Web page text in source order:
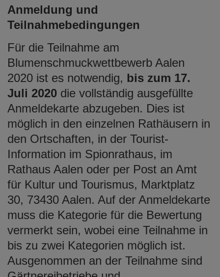
Anmeldung und
Teilnahmebedingungen
Für die Teilnahme am
Blumenschmuckwettbewerb Aalen
2020 ist es notwendig, bis zum 17.
Juli 2020 die vollständig ausgefüllte
Anmeldekarte abzugeben. Dies ist
möglich in den einzelnen Rathäusern in
den Ortschaften, in der Tourist-
Information im Spionrathaus, im
Rathaus Aalen oder per Post an Amt
für Kultur und Tourismus, Marktplatz
30, 73430 Aalen. Auf der Anmeldekarte
muss die Kategorie für die Bewertung
vermerkt sein, wobei eine Teilnahme in
bis zu zwei Kategorien möglich ist.
Ausgenommen an der Teilnahme sind